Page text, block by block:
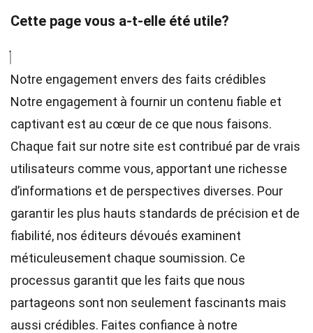
Cette page vous a-t-elle été utile?
Notre engagement envers des faits crédibles
Notre engagement à fournir un contenu fiable et
captivant est au cœur de ce que nous faisons.
Chaque fait sur notre site est contribué par de vrais
utilisateurs comme vous, apportant une richesse
d’informations et de perspectives diverses. Pour
garantir les plus hauts standards de précision et de
fiabilité, nos éditeurs dévoués examinent
méticuleusement chaque soumission. Ce
processus garantit que les faits que nous
partageons sont non seulement fascinants mais
aussi crédibles. Faites confiance à notre